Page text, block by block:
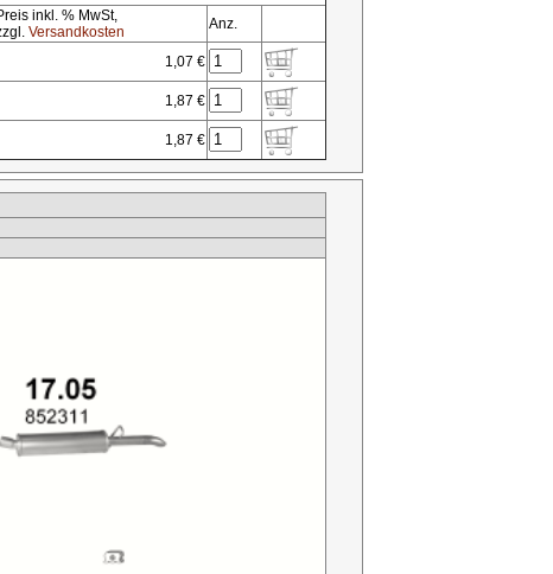
inkl. % MwSt,
Versandkosten Anz.
1,07 €
1,87 €
1,87 €